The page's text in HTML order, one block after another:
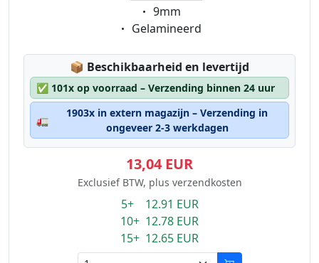
Eigenschaft:
9mm
Eigenschaft:
Gelamineerd
📦 Lagerstatus:
Beschikbaarheid en levertijd
✅ 101x op voorraad – Verzending binnen 24 uur
🚛
1903x in extern magazijn – Verzending in
ongeveer 2-3 werkdagen
13,04 EUR
Exclusief BTW, plus verzendkosten
5+ 12.91 EUR
10+ 12.78 EUR
15+ 12.65 EUR